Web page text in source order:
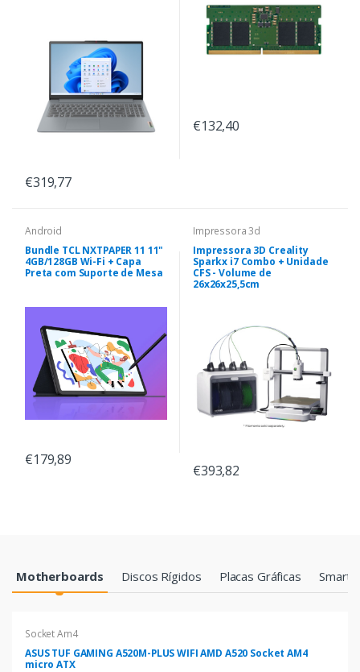
€319,77
€132,40
Android
Bundle TCL NXTPAPER 11 11"
4GB/128GB Wi-Fi + Capa
Preta com Suporte de Mesa
€179,89
Impressora 3d
Impressora 3D Creality
Sparkx i7 Combo + Unidade
CFS - Volume de
26x26x25,5cm
€393,82
Products Grid
Motherboards Discos Rígidos Placas Gráficas
Socket Am4
ASUS TUF GAMING A520M-PLUS WIFI AMD A520 Socket AM4
micro ATX